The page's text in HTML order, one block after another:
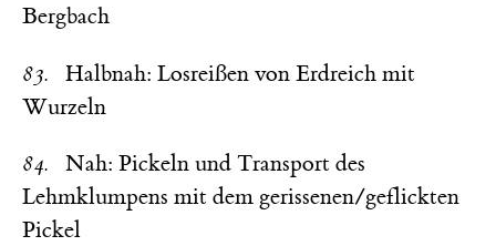
83.
Halbnah: Losreißen von Erdreich mit
Wurzeln
84. Nah: Pickeln und Transport des
Lehmklumpens mit dem gerissenen/geflickten
Pickel